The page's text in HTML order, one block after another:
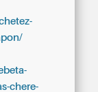
chere-